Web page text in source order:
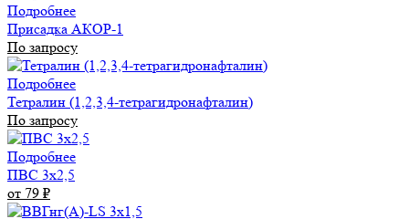
Подробнее
Присадка АКОР-1
По запросу
Подробнее
Тетралин (1,2,3,4-тетрагидронафталин)
По запросу
Подробнее
ПВС 3х2,5
от 79 ₽